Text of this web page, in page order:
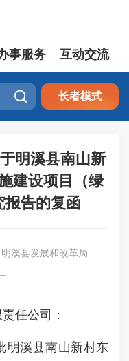
事服务 互动交流
 长者模式
明溪县南山新
建设项目（绿
报告的复函
溪县发展和改革局
任公司：
溪县南山新村东